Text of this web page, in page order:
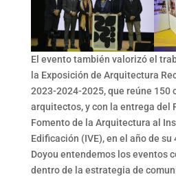
El evento también valorizó el
la Exposición de Arquitectura
2023-2024-2025, que reúne 150
arquitectos, y con la entrega del
Fomento de la Arquitectura al
Edificación (IVE), en el año de su
Doyou entendemos los eventos
dentro de la estrategia de